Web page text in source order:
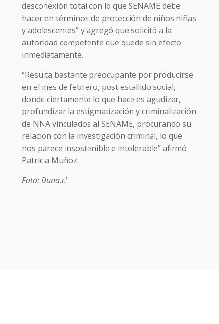
desconexión total con lo que SENAME debe
hacer en términos de protección de niños niñas
y adolescentes” y agregó que solicitó a la
autoridad competente que quede sin efecto
inmediatamente.
“Resulta bastante preocupante por producirse
en el mes de febrero, post estallido social,
donde ciertamente lo que hace es agudizar,
profundizar la estigmatización y criminalización
de NNA vinculados al SENAME, procurando su
relación con la investigación criminal, lo que
nos parece insostenible e intolerable” afirmó
Patricia Muñoz.
Foto: Duna.cl